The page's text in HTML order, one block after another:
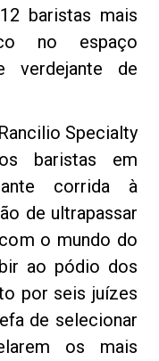
baristas mais
no espaço
verdejante de
Specialty
baristas em
corrida à
de ultrapassar
o mundo do
ao pódio dos
por seis juízes
de selecionar
os mais